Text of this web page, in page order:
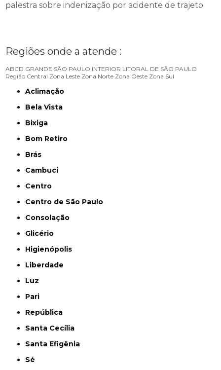
palestra sobre indenização por acidente de trajeto
Regiões onde a atende :
ABCD GRANDE SÃO PAULO INTERIOR LITORAL DE SÃO PAULO
Região Central Zona Leste Zona Norte Zona Oeste Zona Sul
Aclimação
Bela Vista
Bixiga
Bom Retiro
Brás
Cambuci
Centro
Centro de São Paulo
Consolação
Glicério
Higienópolis
Liberdade
Luz
Pari
República
Santa Cecília
Santa Efigênia
Sé